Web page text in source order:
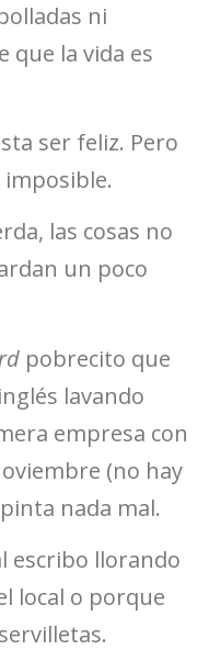
ni
que la vida es
ser feliz. Pero
imposible.
las cosas no
un poco
pobrecito que
lavando
empresa con
(no hay
nada mal.
escribo llorando
local o porque